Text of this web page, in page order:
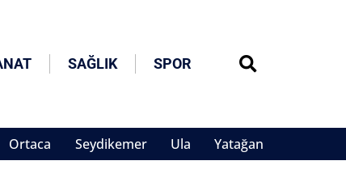
SAĞLIK SPOR
Ortaca Seydikemer Ula Yatağan